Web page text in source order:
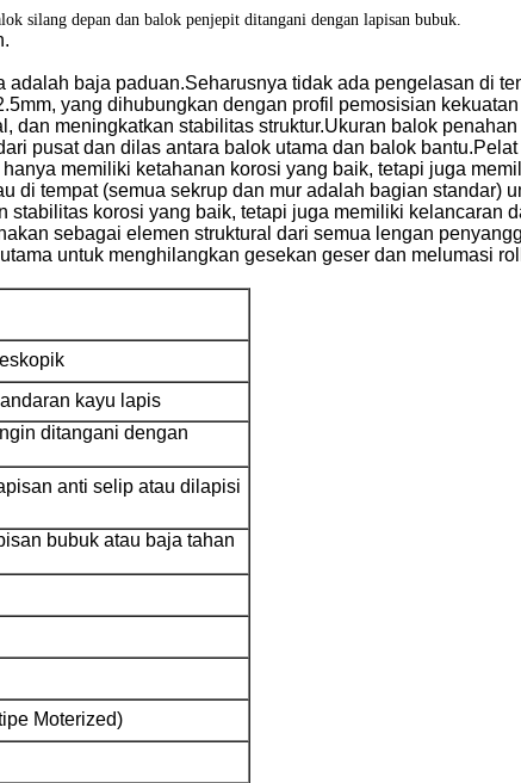
silang depan dan balok penjepit ditangani dengan lapisan bubuk.
baja paduan.Seharusnya tidak ada pengelasan di
yang dihubungkan dengan profil pemosisian
dan meningkatkan stabilitas struktur.Ukuran balok
pusat dan dilas antara balok utama dan balok
memiliki ketahanan korosi yang baik, tetapi juga
di tempat (semua sekrup dan mur adalah bagian standar)
korosi yang baik, tetapi juga memiliki kelancaran
sebagai elemen struktural dari semua lengan
untuk menghilangkan gesekan geser dan melumasi
kayu lapis
ditangani dengan
anti selip atau dilapisi
bubuk atau baja tahan
Moterized)